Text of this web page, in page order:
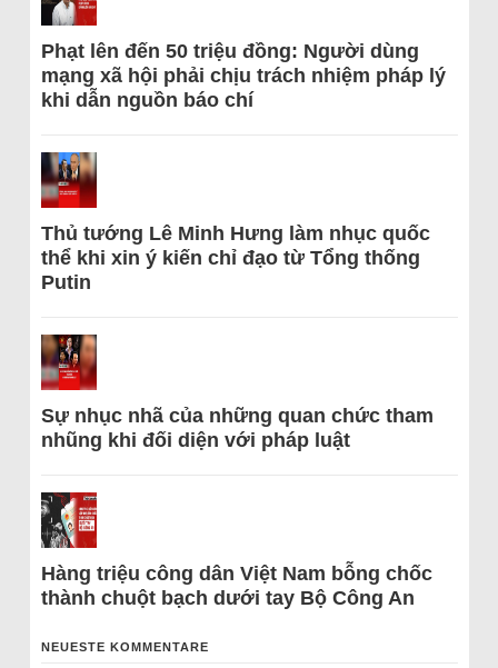
Phạt lên đến 50 triệu đồng: Người dùng
mạng xã hội phải chịu trách nhiệm pháp lý
khi dẫn nguồn báo chí
Thủ tướng Lê Minh Hưng làm nhục quốc
thể khi xin ý kiến chỉ đạo từ Tổng thống
Putin
Sự nhục nhã của những quan chức tham
nhũng khi đối diện với pháp luật
Hàng triệu công dân Việt Nam bỗng chốc
thành chuột bạch dưới tay Bộ Công An
NEUESTE KOMMENTARE